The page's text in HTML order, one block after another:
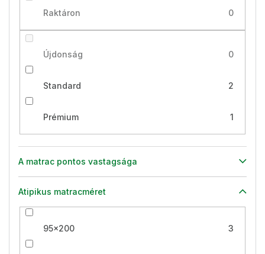
Raktáron 0
Újdonság 0
Standard 2
Prémium 1
A matrac pontos vastagsága
Atipikus matracméret
95x200 3